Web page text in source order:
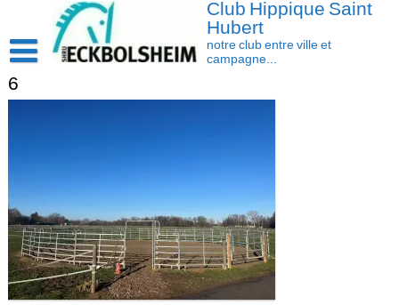
Club Hippique Saint
Hubert
notre club entre ville et
campagne...
Présentation
L’équipe
Les installations
Activités
Disciplines
Contact/accès
6